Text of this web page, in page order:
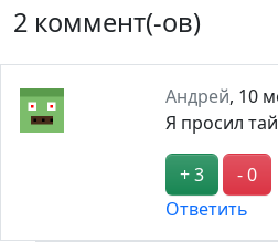
2 коммент(-ов)
Андрей, 10
Я просил
+ 3
- 0
Ответить